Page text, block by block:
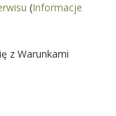
(Informacje
z Warunkami